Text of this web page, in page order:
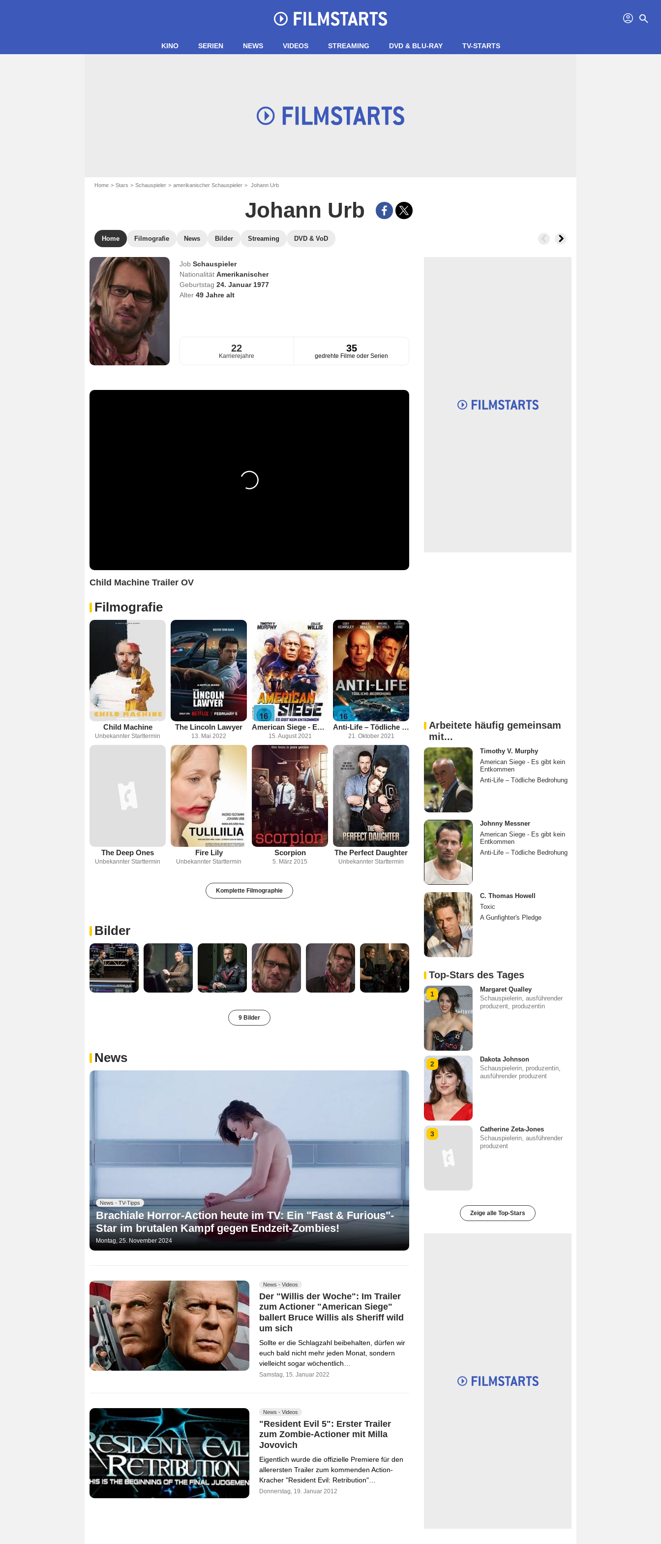
profil search
KINO SERIEN NEWS VIDEOS STREAMING DVD & BLU-RAY TV-STARTS
Home Stars Schauspieler amerikanischer Schauspieler Johann Urb
Johann Urb
Home Filmografie News Bilder Streaming DVD & VoD
Job Schauspieler
Nationalität Amerikanischer
Geburtstag 24. Januar 1977
Alter 49Jahre alt
22
Karrierejahre
35
gedrehte Filme oder Serien
Child Machine Trailer OV
Filmografie
Child Machine
Unbekannter Starttermin
The Lincoln Lawyer
13. Mai 2022
American Siege - Es gibt kein Entkommen
15. August 2021
Anti-Life – Tödliche Bedrohung
21. Oktober 2021
The Deep Ones
Unbekannter Starttermin
Fire Lily
Unbekannter Starttermin
Scorpion
5. März 2015
The Perfect Daughter
Unbekannter Starttermin
Komplette Filmographie
Bilder
9 Bilder
News
News - TV-Tipps
Brachiale Horror-Action heute im TV: Ein "Fast & Furious"-
Star im brutalen Kampf gegen Endzeit-Zombies!
Montag, 25. November 2024
News - Videos
Der "Willis der Woche": Im Trailer
zum Actioner "American Siege"
ballert Bruce Willis als Sheriff wild
um sich
Sollte er die Schlagzahl beibehalten, dürfen wir
euch bald nicht mehr jeden Monat, sondern
vielleicht sogar wöchentlich…
Samstag, 15. Januar 2022
News - Videos
"Resident Evil 5": Erster Trailer
zum Zombie-Actioner mit Milla
Jovovich
Eigentlich wurde die offizielle Premiere für den
allerersten Trailer zum kommenden Action-
Kracher "Resident Evil: Retribution"…
Donnerstag, 19. Januar 2012
Arbeitete häufig gemeinsam
mit...
Timothy V. Murphy
American Siege - Es gibt kein
Entkommen
Anti-Life – Tödliche Bedrohung
Johnny Messner
American Siege - Es gibt kein
Entkommen
Anti-Life – Tödliche Bedrohung
C. Thomas Howell
Toxic
A Gunfighter's Pledge
Top-Stars des Tages
1
Margaret Qualley
Schauspielerin, ausführender
produzent, produzentin
2
Dakota Johnson
Schauspielerin, produzentin,
ausführender produzent
3
Catherine Zeta-Jones
Schauspielerin, ausführender
produzent
Zeige alle Top-Stars